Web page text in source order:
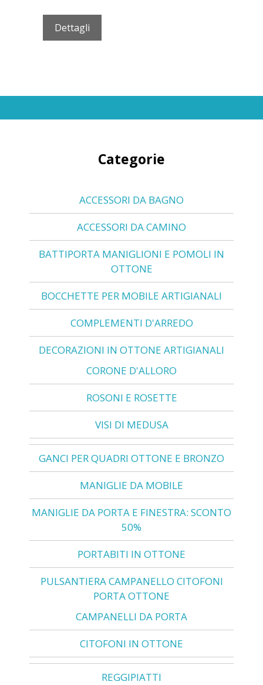
Dettagli
Categorie
ACCESSORI DA BAGNO
ACCESSORI DA CAMINO
BATTIPORTA MANIGLIONI E POMOLI IN
OTTONE
BOCCHETTE PER MOBILE ARTIGIANALI
COMPLEMENTI D'ARREDO
DECORAZIONI IN OTTONE ARTIGIANALI
CORONE D'ALLORO
ROSONI E ROSETTE
VISI DI MEDUSA
GANCI PER QUADRI OTTONE E BRONZO
MANIGLIE DA MOBILE
MANIGLIE DA PORTA E FINESTRA: SCONTO
50%
PORTABITI IN OTTONE
PULSANTIERA CAMPANELLO CITOFONI
PORTA OTTONE
CAMPANELLI DA PORTA
CITOFONI IN OTTONE
REGGIPIATTI